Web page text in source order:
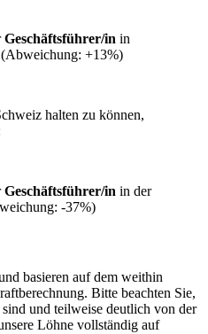
Geschäftsführer/in in
(Abweichung: +13%)
halten zu können,
Geschäftsführer/in in der
-37%)
basieren auf dem weithin
Bitte beachten Sie,
und teilweise deutlich von der
Löhne vollständig auf